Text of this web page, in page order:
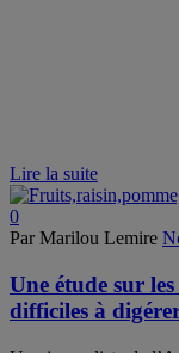
Lire la suite
0
Par Marilou Lemire
Une étude sur
difficiles à